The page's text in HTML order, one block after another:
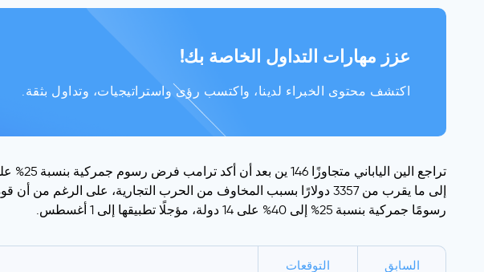
عزز مهارات التداول الخاصة بك!
اكتشف محتوى الخبراء لدينا، واكتسب رؤى واستراتيجيات، وتداول بثقة.
رسومًا جمركية بنسبة 25% إلى 40% على 14 دولة، مؤجلًا تطبيقها إلى 1 أغسطس.
التوقعات السابق